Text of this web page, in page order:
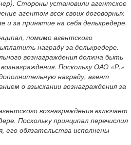
Стороны установили агентское
агентом всех своих договорных
и за принятие на себя делькредере.
помимо агентского
награду за делькредере.
вознаграждения должна быть
Поскольку ОАО «Р.»
награду, агент
о взыскании вознаграждения за
вознаграждения включает
Поскольку принципал перечислил
его обязательства исполнены